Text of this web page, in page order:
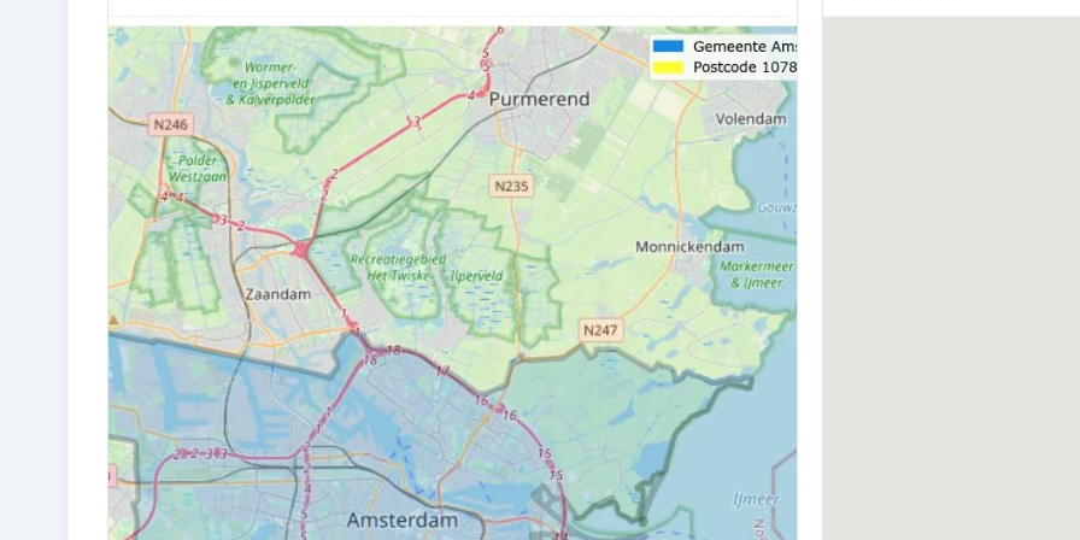
Bouw en energie
BOUWJAAR
1927
BOUWWIJZE
Bestaande bouw
WARM WATER
Cv-ketel
CV KETEL
Eigendom
Kadastraal en VvE
EIGENDOMSSITUATIE
Gemeentelijk eigendom belast met
erfpacht (einddatum erfpacht: 15-05-2051)
VVE INGESCHREVEN KVK